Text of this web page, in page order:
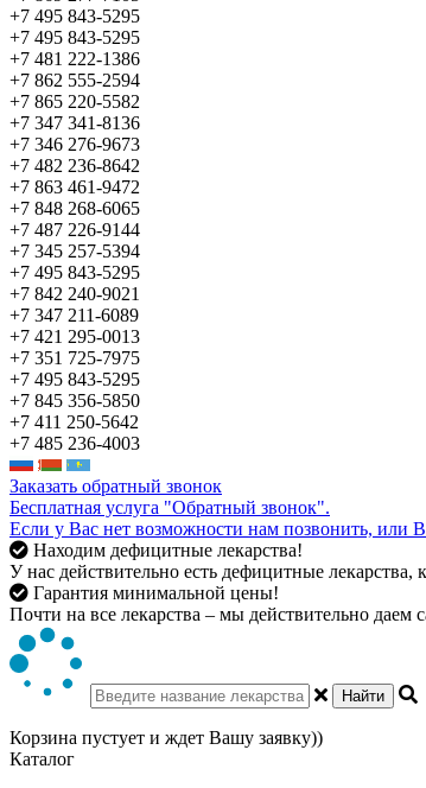
+7 495 843-5295
+7 495 843-5295
+7 481 222-1386
+7 862 555-2594
+7 865 220-5582
+7 347 341-8136
+7 346 276-9673
+7 482 236-8642
+7 863 461-9472
+7 848 268-6065
+7 487 226-9144
+7 345 257-5394
+7 495 843-5295
+7 842 240-9021
+7 347 211-6089
+7 421 295-0013
+7 351 725-7975
+7 495 843-5295
+7 845 356-5850
+7 411 250-5642
+7 485 236-4003
Заказать обратный звонок
Бесплатная услуга "Обратный звонок".
Если у Вас нет возможности нам позвонить, или
Находим дефицитные лекарства!
У нас действительно есть дефицитные
Гарантия минимальной цены!
Почти на все лекарства – мы действительно
Найти
Корзина пустует и ждет Вашу заявку))
Каталог